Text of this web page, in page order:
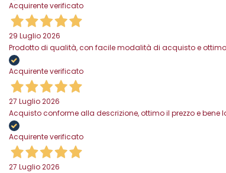
Acquirente verificato
29 Luglio 2026
Prodotto di qualità, con facile modalità di acquisto e
Acquirente verificato
27 Luglio 2026
Acquisto conforme alla descrizione, ottimo il prezzo e bene
Acquirente verificato
27 Luglio 2026